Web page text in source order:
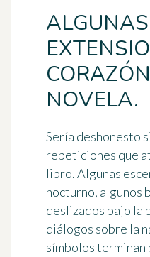
ALGUNAS
NOVELA.
Sería deshonesto
repeticiones que
libro. Algunas
nocturno, algunos
deslizados bajo la
diálogos sobre la
símbolos